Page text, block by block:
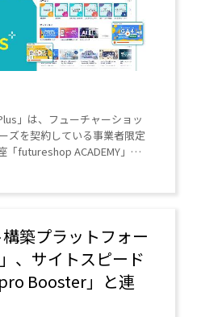
」は、フューチャーショッ
ズを契約している事業者限定
futureshop ACADEMY」
度でも視聴できる教育系サー
築プラットフォー
、サイトスピード
Booster」と連